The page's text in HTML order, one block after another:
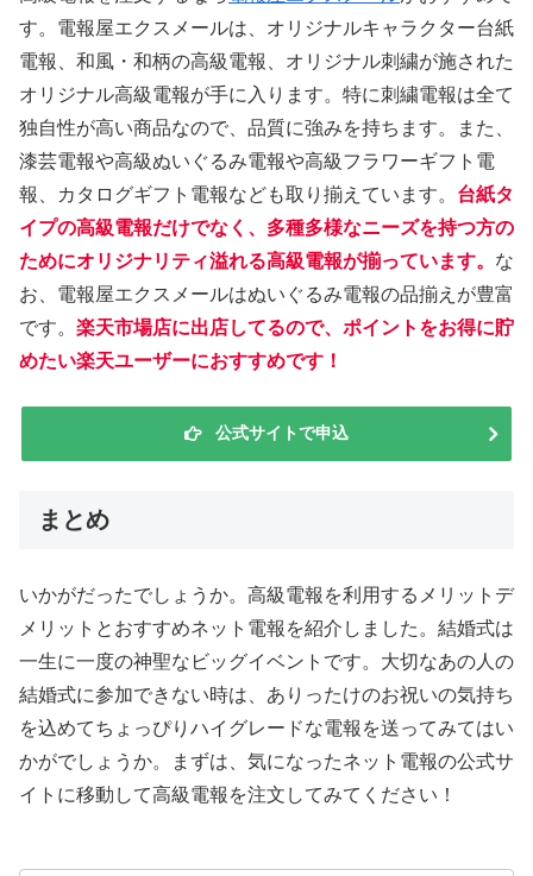
す。電報屋エクスメールは、オリジナルキャラクター台紙
電報、和風・和柄の高級電報、オリジナル刺繍が施された
オリジナル高級電報が手に入ります。特に刺繍電報は全て
独自性が高い商品なので、品質に強みを持ちます。また、
漆芸電報や高級ぬいぐるみ電報や高級フラワーギフト電
報、カタログギフト電報なども取り揃えています。 台紙タ
イプの高級電報だけでなく、多種多様なニーズを持つ方の
ためにオリジナリティ溢れる高級電報が揃っています。 な
お、電報屋エクスメールはぬいぐるみ電報の品揃えが豊富
です。 楽天市場店に出店してるので、ポイントをお得に貯
めたい楽天ユーザーにおすすめです！
公式サイトで申込
まとめ
いかがだったでしょうか。高級電報を利用するメリットデ
メリットとおすすめネット電報を紹介しました。結婚式は
一生に一度の神聖なビッグイベントです。大切なあの人の
結婚式に参加できない時は、ありったけのお祝いの気持ち
を込めてちょっぴりハイグレードな電報を送ってみてはい
かがでしょうか。まずは、気になったネット電報の公式サ
イトに移動して高級電報を注文してみてください！